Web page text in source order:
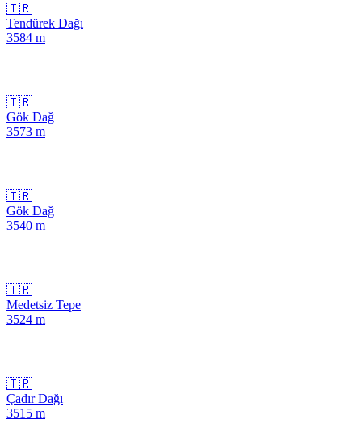
🇹🇷
Tendürek Dağı
3584 m
🇹🇷
Gök Dağ
3573 m
🇹🇷
Gök Dağ
3540 m
🇹🇷
Medetsiz Tepe
3524 m
🇹🇷
Çadır Dağı
3515 m